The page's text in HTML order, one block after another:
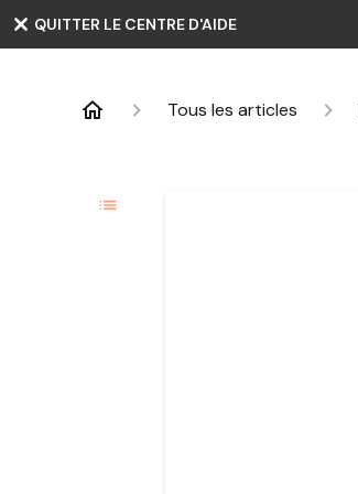
QUITTER LE CENTRE D'AIDE
Tous les articles